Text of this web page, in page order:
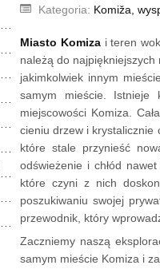
Kategoria: Komiža,
Miasto Komizai teren
należą do
jakimkolwiek innym
samym mieście. Istnieje
miejscowości Komiza.
cieniu drzew i krystalicznie
które stale przynieść
odświeżenie i chłód
które czyni z nich
poszukiwaniu swojej
przewodnik, który
Zaczniemy naszą
samym mieście Komiza i